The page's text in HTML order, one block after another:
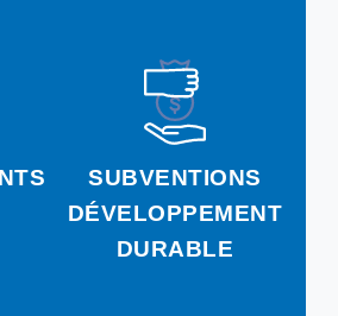
SUBVENTIONS
DÉVELOPPEMENT
DURABLE